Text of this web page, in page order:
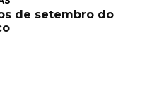
de setembro do